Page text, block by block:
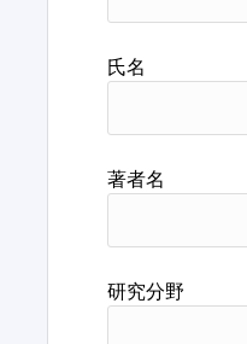
氏名
著者名
研究分野